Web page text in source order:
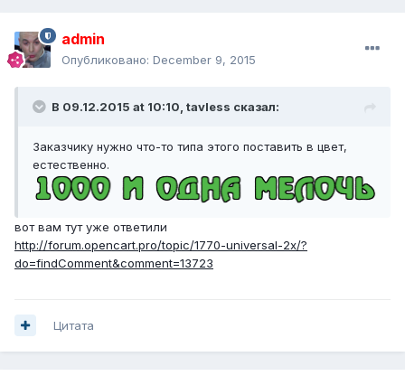
admin
Опубликовано: December 9, 2015
В 09.12.2015 at 10:10, tavless сказал:
Заказчику нужно что-то типа этого поставить в цвет,
естественно.
вот вам тут уже ответили
http://forum.opencart.pro/topic/1770-universal-2x/?
do=findComment&comment=13723
Цитата